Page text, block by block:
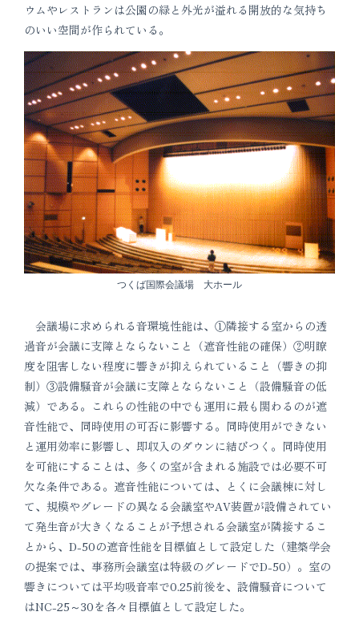
ウムやレストランは公園の緑と外光が溢れる開放的な気持ち
のいい空間が作られている。
つくば国際会議場 大ホール
会議場に求められる音環境性能は、①隣接する室からの透
過音が会議に支障とならないこと（遮音性能の確保）②明瞭
度を阻害しない程度に響きが抑えられていること（響きの抑
制）③設備騒音が会議に支障とならないこと（設備騒音の低
減）である。これらの性能の中でも運用に最も関わるのが遮
音性能で、同時使用の可否に影響する。同時使用ができない
と運用効率に影響し、即収入のダウンに結びつく。同時使用
を可能にすることは、多くの室が含まれる施設では必要不可
欠な条件である。遮音性能については、とくに会議棟に対し
て、規模やグレードの異なる会議室やAV装置が設備されてい
て発生音が大きくなることが予想される会議室が隣接するこ
とから、D-50の遮音性能を目標値として設定した（建築学会
の提案では、事務所会議室は特級のグレードでD-50）。室の
響きについては平均吸音率で0.25前後を、設備騒音について
はNC-25～30を各々目標値として設定した。